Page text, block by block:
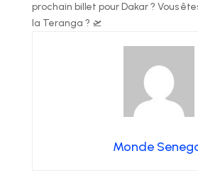
prochain billet pour Dakar ? Vous
la Teranga ? 🛫
Monde